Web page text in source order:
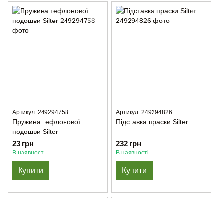
Артикул: 249294758
Пружина тефлонової
подошви Silter
23 грн
В наявності
Купити
Артикул: 249294826
Підставка праски Silter
232 грн
В наявності
Купити